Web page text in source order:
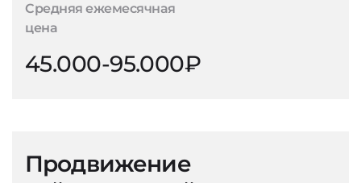
Средняя ежемесячная
цена
45.000-95.000₽
Продвижение